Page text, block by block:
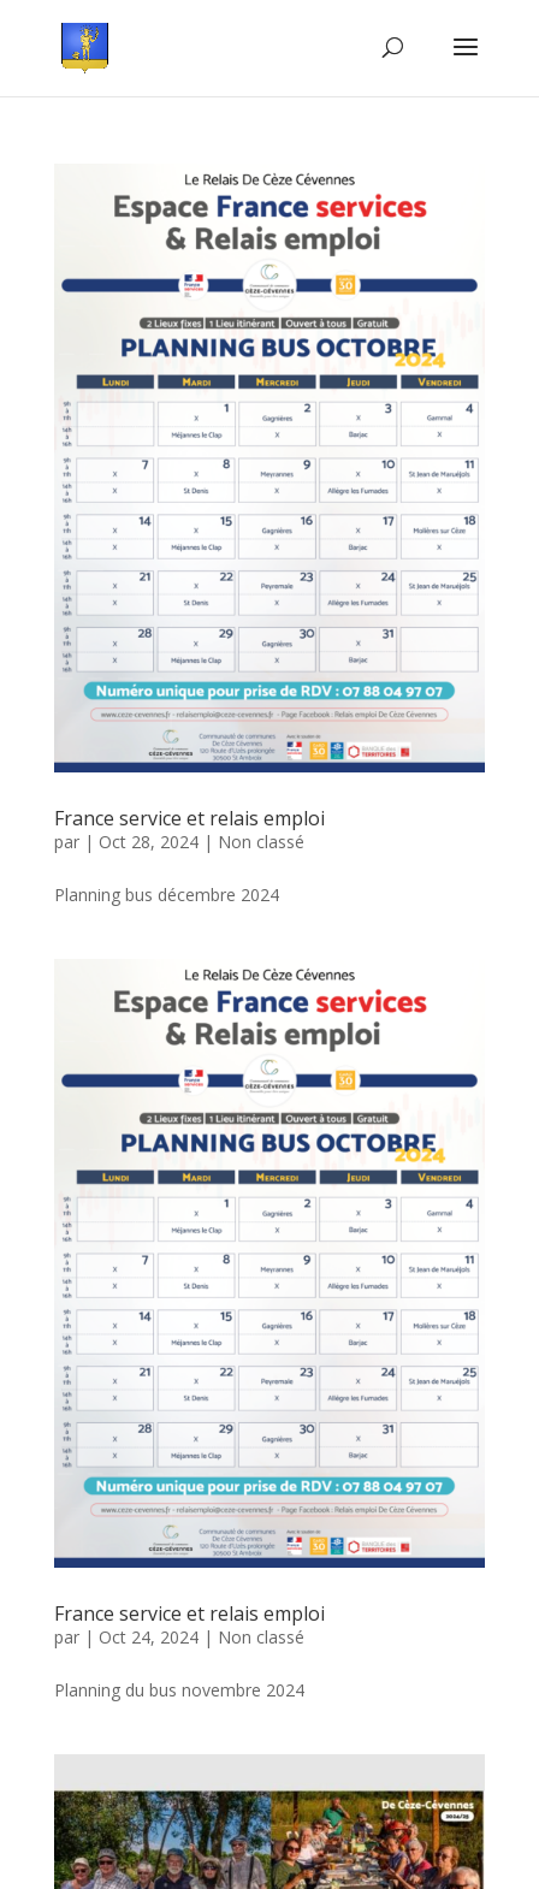
France service et relais emploi
par | Oct 28, 2024| Non classé
Planning bus décembre 2024
France service et relais emploi
par | Oct 24, 2024| Non classé
Planning du bus novembre 2024